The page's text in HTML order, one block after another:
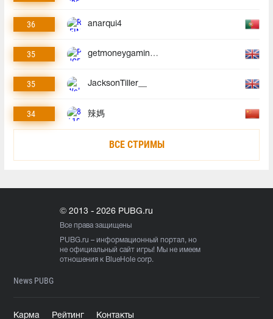
36 anarqui4
35 getmoneygaminggmg
35 JacksonTiller__
34 辣媽
ВСЕ СТРИМЫ
© 2013 - 2026 PUBG.ru
Все права защищены
PUBG.ru – информационный портал, но
не официальный сайт игры! Мы не имеем
отношения к BlueHole corp.
News PUBG
Карма Рейтинг Контакты